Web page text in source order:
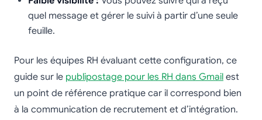
quel message et gérer le suivi à partir d’une seule
feuille.
Pour les équipes RH évaluant cette configuration, ce
guide sur le publipostage pour les RH dans Gmail est
un point de référence pratique car il correspond bien
à la communication de recrutement et d’intégration.